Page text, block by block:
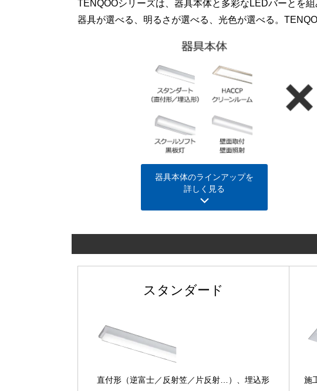
TENQOOシリーズは、器具本体と多彩なLEDバーとを
器具が選べる、明るさが選べる、光色が選べる。
器具本体のラインアップを
詳しく見る
スタンダード
直付形（逆富士／反射笠／片反射…）、埋込形
施